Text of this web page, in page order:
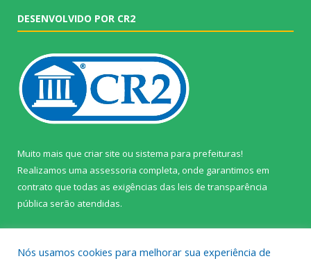
DESENVOLVIDO POR CR2
Muito mais que criar site ou sistema para prefeituras!
Realizamos uma assessoria completa, onde garantimos em
contrato que todas as exigências das leis de transparência
pública serão atendidas.
Nós usamos cookies para melhorar sua experiência de